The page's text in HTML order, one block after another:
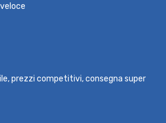
prezzi competitivi, consegna super